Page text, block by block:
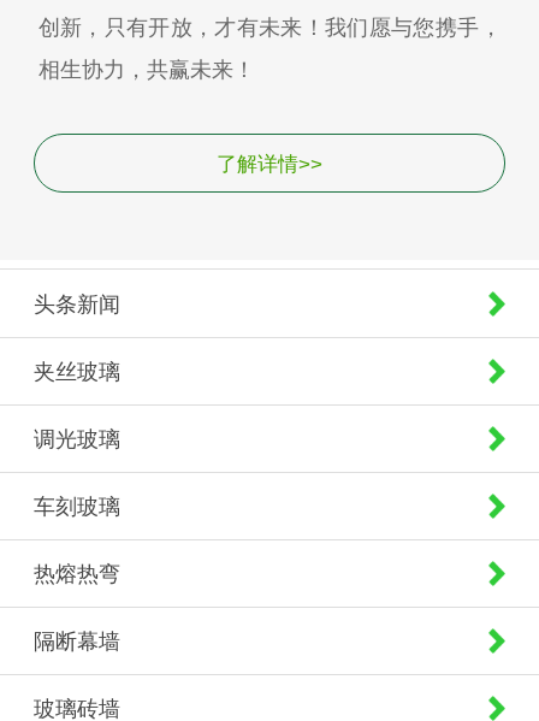
创新，只有开放，才有未来！我们愿与您携手，
相生协力，共赢未来！
了解详情>>
头条新闻
夹丝玻璃
调光玻璃
车刻玻璃
热熔热弯
隔断幕墙
玻璃砖墙